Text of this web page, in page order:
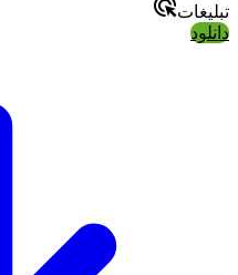
تبلیغات
دانلود